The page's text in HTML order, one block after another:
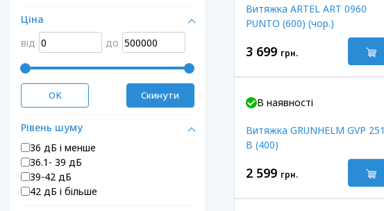
Ціна
від
до
OK Скинути
Рівень шуму
36 дБ і менше
36.1- 39 дБ
39-42 дБ
42 дБ і більше
Витяжка ARTEL ART 0960
PUNTO (600) (чор.)
3 699 грн.
В наявності
Витяжка GRUNHELM GVP 251
B (400)
2 599 грн.